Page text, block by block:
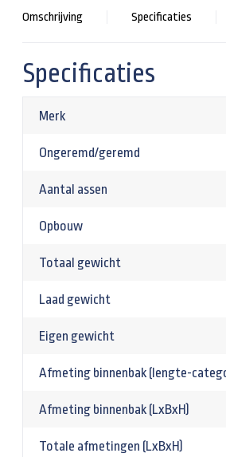
Omschrijving Specificaties
Specificaties
Merk
Ongeremd/geremd
Aantal assen
Opbouw
Totaal gewicht
Laad gewicht
Eigen gewicht
Afmeting binnenbak (lengte-
Afmeting binnenbak (LxBxH)
Totale afmetingen (LxBxH)